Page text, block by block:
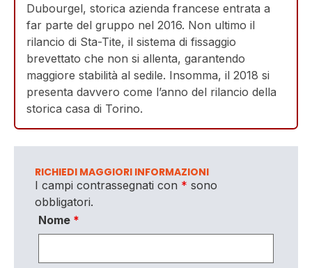
Dubourgel, storica azienda francese entrata a
far parte del gruppo nel 2016. Non ultimo il
rilancio di Sta-Tite, il sistema di fissaggio
brevettato che non si allenta, garantendo
maggiore stabilità al sedile. Insomma, il 2018 si
presenta davvero come l’anno del rilancio della
storica casa di Torino.
RICHIEDI MAGGIORI INFORMAZIONI
I campi contrassegnati con * sono
obbligatori.
Nome *